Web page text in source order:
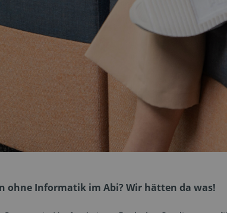
ohne Informatik im Abi? Wir hätten da was!